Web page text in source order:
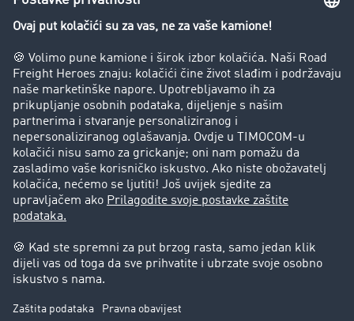
Zabrana vožnje za kamione
Poduzeće
Priče o uspjehu
Stranke preporučuju stranku
Pravna pitanja
Impresum
Zaštita podataka
Kolačić-Postavke